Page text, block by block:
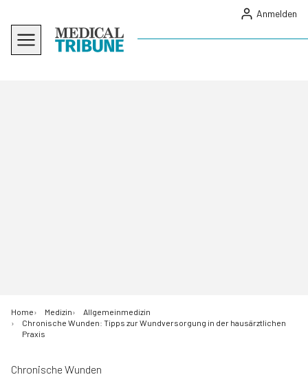
Anmelden
Home Medizin
Allgemeinmedizin
Chronische Wunden: Tipps zur Wundversorgung in der hausärztlichen
Praxis
Chronische Wunden